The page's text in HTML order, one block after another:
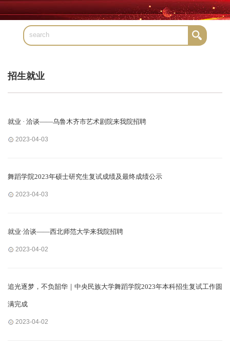
招生就业
就业 · 洽谈——乌鲁木齐市艺术剧院来我院招聘
2023-04-03
舞蹈学院2023年硕士研究生复试成绩及最终成绩公示
2023-04-03
就业·洽谈——西北师范大学来我院招聘
2023-04-02
追光逐梦，不负韶华｜中央民族大学舞蹈学院2023年本科招生复试工作圆
满完成
2023-04-02